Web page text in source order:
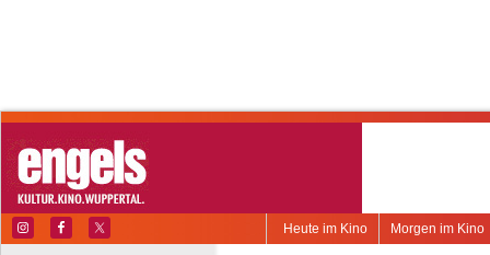
Morgen im Kino
Heute im Kino